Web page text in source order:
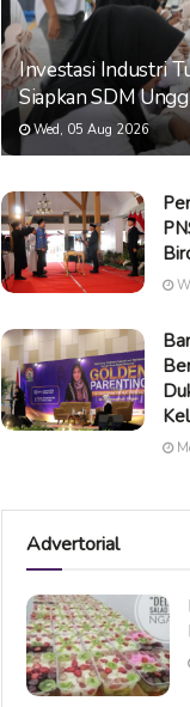
Investasi Industri
Siapkan SDM
Wed, 05 Aug 2026
Advertorial